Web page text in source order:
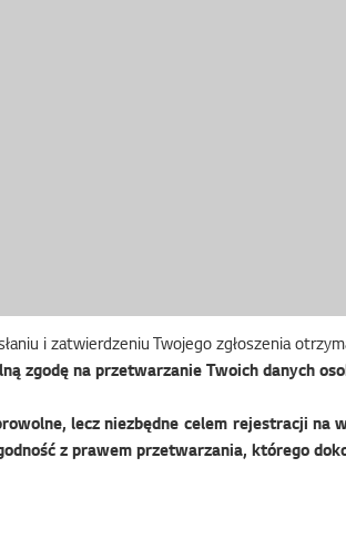
i zatwierdzeniu Twojego zgłoszenia
zgodę na przetwarzanie Twoich danych
lecz niezbędne celem rejestracji na
z prawem przetwarzania, którego